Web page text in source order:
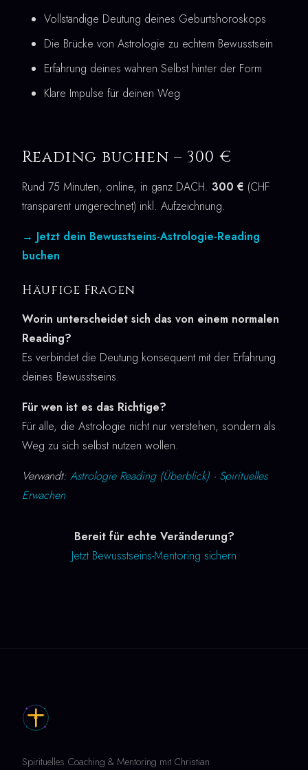
Vollständige Deutung deines Geburtshoroskops
Die Brücke von Astrologie zu echtem Bewusstsein
Erfahrung deines wahren Selbst hinter der Form
Klare Impulse für deinen Weg
Reading buchen – 300 €
Rund 75 Minuten, online, in ganz DACH. 300 € (CHF
transparent umgerechnet) inkl. Aufzeichnung.
→ Jetzt dein Bewusstseins-Astrologie-Reading
buchen
Häufige Fragen
Worin unterscheidet sich das von einem normalen
Reading?
Es verbindet die Deutung konsequent mit der Erfahrung
deines Bewusstseins.
Für wen ist es das Richtige?
Für alle, die Astrologie nicht nur verstehen, sondern als
Weg zu sich selbst nutzen wollen.
Verwandt: Astrologie Reading (Überblick) · Spirituelles
Erwachen
Bereit für echte Veränderung?
Jetzt Bewusstseins-Mentoring sichern
Spirituelles Coaching & Mentoring mit Christian